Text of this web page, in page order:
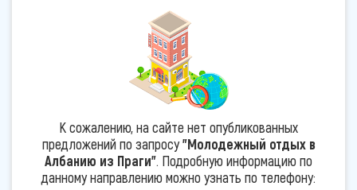
К сожалению, на сайте нет опубликованных
предложений по запросу"Молодежный отдых в
Албанию из Праги". Подробную информацию по
данному направлению можно узнать по телефону: